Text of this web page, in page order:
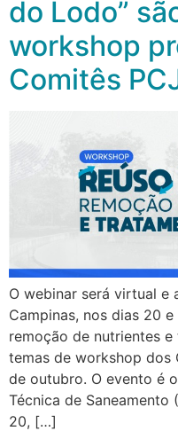
do Lodo”
workshop
Comitês
O webinar será virtual e
Campinas, nos dias 20
remoção de nutrientes
temas de workshop dos
de outubro. O evento é
Técnica de Saneamento
20, […]